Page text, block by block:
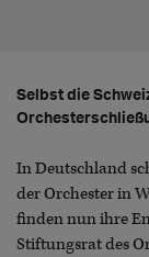
Selbst die
In Deutschland
der Orchester in
finden nun ihre
Stiftungsrat des